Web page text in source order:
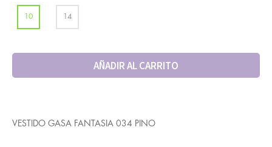
10 14
AÑADIR AL CARRITO
VESTIDO GASA FANTASIA 034 PINO